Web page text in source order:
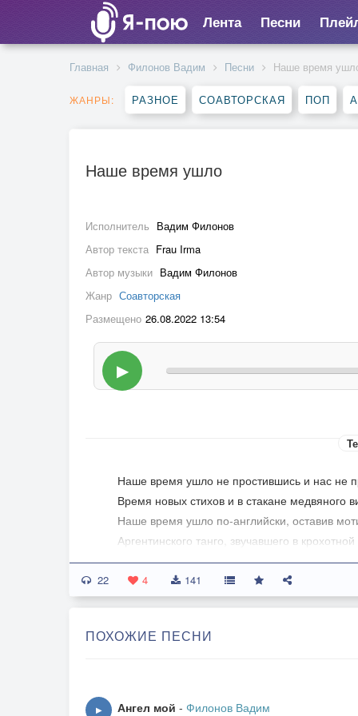
Лента Песни
Главная Филонов Вадим Песни Наше время
ЖАНРЫ: РАЗНОЕ СОАВТОРСКАЯ ПОП
Наше время ушло
Исполнитель Вадим Филонов
Автор текста Frau Irma
Автор музыки Вадим Филонов
Жанр Соавторская
Размещено 26.08.2022 13:54
▶
Наше время ушло не простившись и нас не
Время новых стихов и в стакане медвяного
Наше время ушло по-английски, оставив
Аргентинского танго, звучавшего в крохотной
Мы как прежде сидим у стола, нам до
Наша кожа впитала ветра перемен и
Так давно на плаву, также рвут его бури на
В стенах кухни, что все еще помнят другое
22 4 141
ПОХОЖИЕ ПЕСНИ
▶ Ангел мой - Филонов Вадим